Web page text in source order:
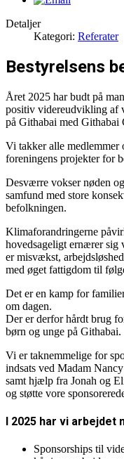
Detaljer
Kategori: Referater
Bestyrelsens
Året 2025 har budt på
positiv videreudvikling af
på Githabai med Githabai
Vi takker alle medlemmer
foreningens projekter for
Desværre vokser nøden
samfund med store
befolkningen.
Klimaforandringerne
hovedsageligt ernærer sig
er misvækst,
med øget fattigdom til
Det er en kamp for
om dagen.
Der er derfor hårdt brug
børn og unge på Githabai.
Vi er taknemmelige for
indsats ved Madam
samt hjælp fra Jonah og
og støtte vore
I 2025 har vi arbejdet
Sponsorships til